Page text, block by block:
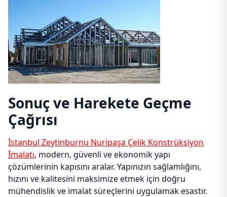
Sonuç ve Harekete Geçme
Çağrısı
İstanbul Zeytinburnu Nuripaşa Çelik Konstrüksiyon
İmalatı, modern, güvenli ve ekonomik yapı
çözümlerinin kapısını aralar. Yapınızın sağlamlığını,
hızını ve kalitesini maksimize etmek için doğru
mühendislik ve imalat süreçlerini uygulamak esastır.